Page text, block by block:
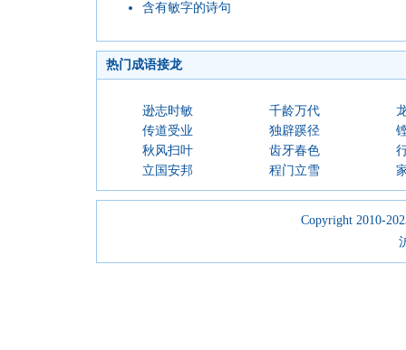
含有敏字的诗句
热门成语接龙
逊志时敏 千龄万代
传道受业
独辟蹊径
秋风扫叶
齿牙春色
立国安邦
程门立雪
Copyright 2010-